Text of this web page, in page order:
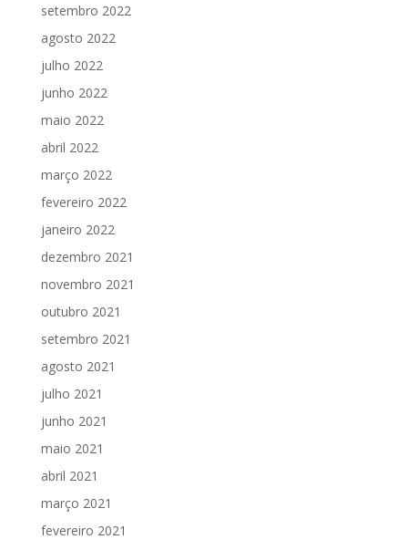
setembro 2022
agosto 2022
julho 2022
junho 2022
maio 2022
abril 2022
março 2022
fevereiro 2022
janeiro 2022
dezembro 2021
novembro 2021
outubro 2021
setembro 2021
agosto 2021
julho 2021
junho 2021
maio 2021
abril 2021
março 2021
fevereiro 2021